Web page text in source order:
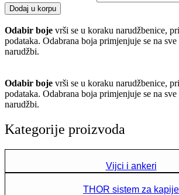
Dodaj u korpu
Odabir boje vrši se u koraku narudžbenice,
podataka. Odabrana boja primjenjuje se na
narudžbi.
Odabir boje vrši se u koraku narudžbenice,
podataka. Odabrana boja primjenjuje se na
narudžbi.
Kategorije proizvoda
Vijci i ankeri
THOR sistem za kapije